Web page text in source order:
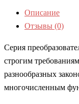
Описание
Отзывы (0)
Серия
строгим
разнообразных
многочисленным